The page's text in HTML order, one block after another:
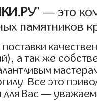
" — это
памятников
а так же
Все это
для Вас —